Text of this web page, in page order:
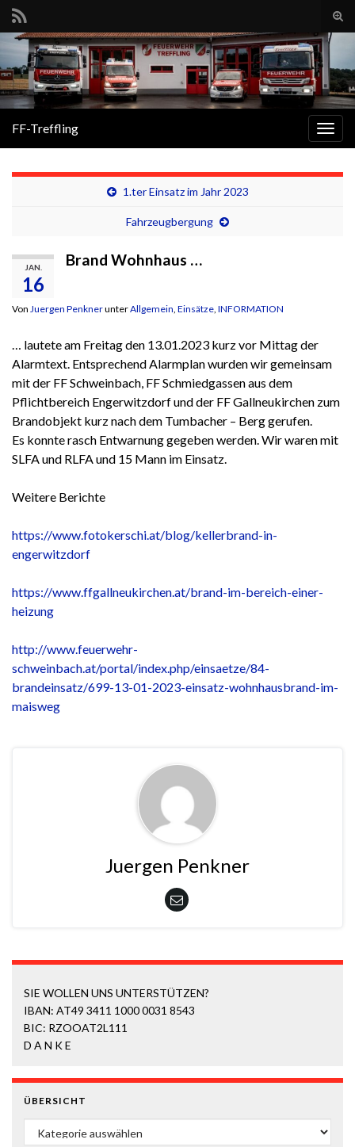
Search for:
FF-Treffling
1.ter Einsatz im Jahr 2023
Fahrzeugbergung
JAN.
16
Brand Wohnhaus …
Von Juergen PenknerunterAllgemein Einsätze INFORMATION
… lautete am Freitag den 13.01.2023 kurz vor Mittag der
Alarmtext. Entsprechend Alarmplan wurden wir gemeinsam
mit der FF Schweinbach, FF Schmiedgassen aus dem
Pflichtbereich Engerwitzdorf und der FF Gallneukirchen zum
Brandobjekt kurz nach dem Tumbacher – Berg gerufen.
Es konnte rasch Entwarnung gegeben werden. Wir waren mit
SLFA und RLFA und 15 Mann im Einsatz.
Weitere Berichte
https://www.fotokerschi.at/blog/kellerbrand-in-
engerwitzdorf
https://www.ffgallneukirchen.at/brand-im-bereich-einer-
heizung
http://www.feuerwehr-
schweinbach.at/portal/index.php/einsaetze/84-
brandeinsatz/699-13-01-2023-einsatz-wohnhausbrand-im-
maisweg
Juergen Penkner
SIE WOLLEN UNS UNTERSTÜTZEN?
IBAN: AT49 3411 1000 0031 8543
BIC: RZOOAT2L111
D A N K E
ÜBERSICHT
ÜBERSICHT